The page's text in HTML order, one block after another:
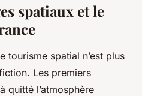
spatiaux et le
tourisme spatial n’est plus
Les premiers
quitté l’atmosphère